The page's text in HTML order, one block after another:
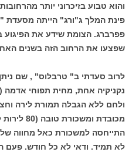
והוא טבוע בזיכרוני יותר
פינת המלך ג"ורג" הייתה מסעדת
פפרברג. הצומת שידע את
שפצעו את הרחוב הזה בשנים
לרוב סעדתי ב" טרבלוס" , שם
נקניקיה אחת, מחית תפוחי אדמה
ולחם ללא הגבלה תמורת לירה
מכובדת
התייחסה למשכורת כאל מחווה
לא תמיד. ודאי לא כל חודש. פעם